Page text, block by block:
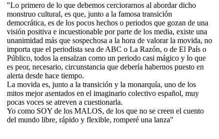
"Lo primero de lo que debemos cerciorarnos al abordar dicho
monstruo cultural, es que, junto a la famosa transición
democrática, es de los pocos hechos o periodos que gozan de una
visión positiva e incuestionable por parte de los media, existe una
unanimidad más que sospechosa a la hora de valorar la movida, no
importa que el periodista sea de ABC o La Razón, o de El País o
Público, todos la ensalzan como un periodo casi mágico y lo que
es peor, necesario, circunstancia que debería habernos puesto en
alerta desde hace tiempo.
La movida es, junto a la transición y la monarquía, uno de los
mitos mejor asentados en el imaginario colectivo español, muy
pocas voces se atreven a cuestionarla.
Yo como SOY de los MALOS, de los que no se creen el cuento
del mundo libre, rápido y flexible, romperé una lanza"